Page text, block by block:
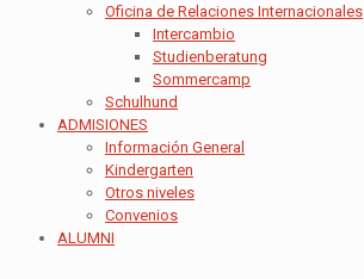
Oficina de Relaciones Internacionales
Intercambio
Studienberatung
Sommercamp
Schulhund
ADMISIONES
Información General
Kindergarten
Otros niveles
Convenios
ALUMNI